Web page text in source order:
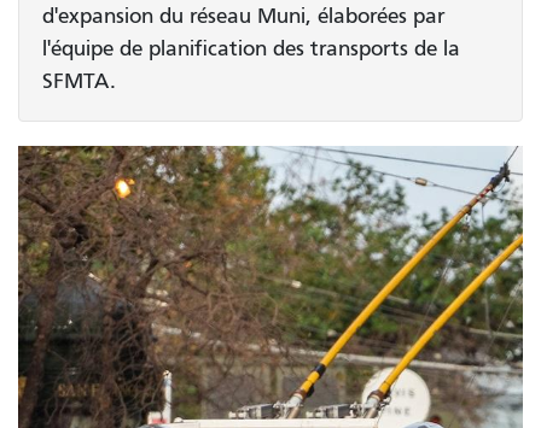
d'expansion du réseau Muni, élaborées par
l'équipe de planification des transports de la
SFMTA.